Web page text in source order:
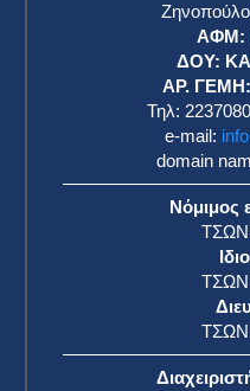
ΑΦΜ:
ΔΟΥ:
ΑΡ. ΓΕΜΗ:
Τηλ:
e-mail:
domain
Νόμιμος